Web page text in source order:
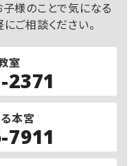
様のことで気になる
ご相談ください。
室
2371
本宮
7911